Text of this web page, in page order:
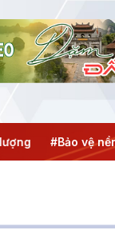
#Bảo vệ